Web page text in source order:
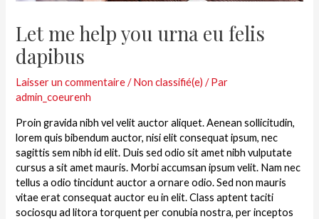
Let me help you urna eu felis
dapibus
Laisser un commentaire /Non classifié(e) / Par
admin_coeurenh
Proin gravida nibh vel velit auctor aliquet. Aenean sollicitudin,
lorem quis bibendum auctor, nisi elit consequat ipsum, nec
sagittis sem nibh id elit. Duis sed odio sit amet nibh vulputate
cursus a sit amet mauris. Morbi accumsan ipsum velit. Nam nec
tellus a odio tincidunt auctor a ornare odio. Sed non mauris
vitae erat consequat auctor eu in elit. Class aptent taciti
sociosqu ad litora torquent per conubia nostra, per inceptos